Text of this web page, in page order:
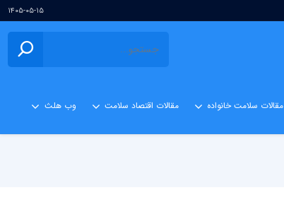
۱۴۰۵-۰۵-۱۵
مقالات سلامت خانواده مقالات اقتصاد سلامت وب هلث